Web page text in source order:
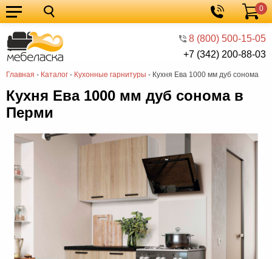
8 (800) 500-15-05
+7 (342) 200-88-03
Корзина
0
Главная - Каталог - Кухонные гарнитуры - Кухня Ева 1000 мм дуб сонома
Кухонные
гарнитуры
Мебель
для
кухни
Мебель
для
спальни
Кровати
Шкафы
Диваны
Мягкая
мебель
Детская
мебель
Мебель
гостиную
Мебель
для
прихожей
Столы
Комоды
Кухня Ева 1000 мм дуб сонома в
Перми